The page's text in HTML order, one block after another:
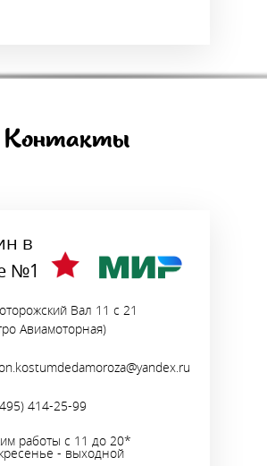
Контакты
в
№1
Вал 11 с 21
Авиамоторная)
414-25-99
работы с 11 до 20*
- выходной